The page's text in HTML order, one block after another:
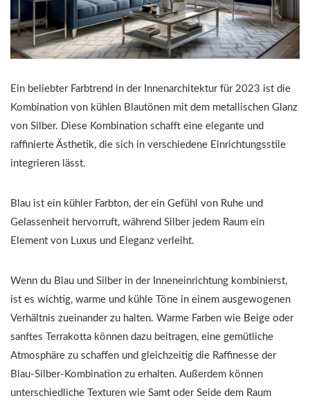
Ein beliebter Farbtrend in der Innenarchitektur für 2023 ist die
Kombination von kühlen Blautönen mit dem metallischen Glanz
von Silber. Diese Kombination schafft eine elegante und
raffinierte Ästhetik, die sich in verschiedene Einrichtungsstile
integrieren lässt.
Blau ist ein kühler Farbton, der ein Gefühl von Ruhe und
Gelassenheit hervorruft, während Silber jedem Raum ein
Element von Luxus und Eleganz verleiht.
Wenn du Blau und Silber in der Inneneinrichtung kombinierst,
ist es wichtig, warme und kühle Töne in einem ausgewogenen
Verhältnis zueinander zu halten. Warme Farben wie Beige oder
sanftes Terrakotta können dazu beitragen, eine gemütliche
Atmosphäre zu schaffen und gleichzeitig die Raffinesse der
Blau-Silber-Kombination zu erhalten. Außerdem können
unterschiedliche Texturen wie Samt oder Seide dem Raum